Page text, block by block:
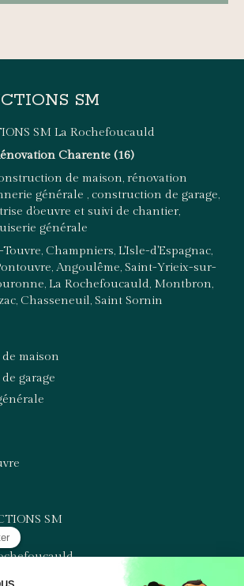
SM
SM La Rochefoucauld
Charente (16)
de maison, rénovation
générale , construction de garage,
d'oeuvre et suivi de chantier,
générale
Champniers, L'Isle-d'Espagnac,
Angoulême, Saint-Yrieix-sur-
La Rochefoucauld, Montbron,
Chasseneuil, Saint Sornin
maison
garage
SM